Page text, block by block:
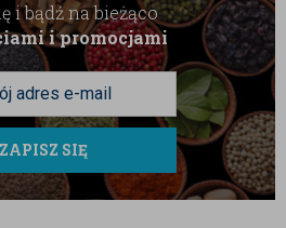
i bądź na bieżąco
i promocjami
ZAPISZ SIĘ